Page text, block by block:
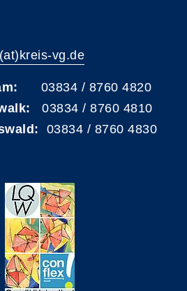
vg.de
03834 / 8760 4820
03834 / 8760 4810
03834 / 8760 4830